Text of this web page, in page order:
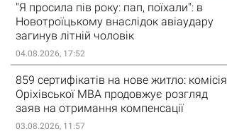
"Я просила пів року: пап, поїхали": в
Новотроїцькому внаслідок авіаудару
загинув літній чоловік
04.08.2026, 17:52
859 сертифікатів на нове житло: комісія
Оріхівської МВА продовжує розгляд
заяв на отримання компенсації
03.08.2026, 11:57